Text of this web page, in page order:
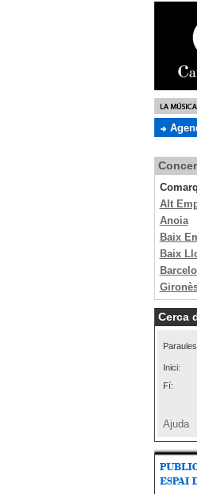
Alt
Anoia
Baix
Baix
Cerca
Inici:
Fí:
Ajuda